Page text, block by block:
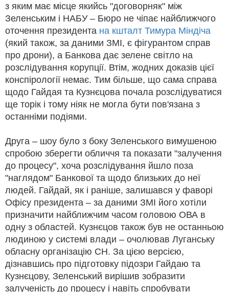
з яким має місце якийсь "договорняк" між
Зеленським і НАБУ – Бюро не чіпає найближчого
оточення президента на кшталт Тимура Міндіча
(який також, за даними ЗМІ, є фігурантом справ
про дрони), а Банкова дає зелене світло на
розслідування корупції. Втім, жодних доказів цієї
конспірології немає. Тим більше, що сама справа
щодо Гайдая та Кузнєцова почала розслідуватися
ще торік і тому ніяк не могла бути пов'язана з
останніми подіями.
Друга – шоу було з боку Зеленського вимушеною
спробою зберегти обличчя та показати "залучення
до процесу", хоча розслідування йшло поза
"наглядом" Банкової та щодо близьких до неї
людей. Гайдай, як і раніше, залишався у фаворі
Офісу президента – за даними ЗМІ його хотіли
призначити найближчим часом головою ОВА в
одну з областей. Кузнєцов також був не останньою
людиною у системі влади – очолював Луганську
обласну організацію СН. За цією версією,
дізнавшись про підготовку підозри Гайдаю та
Кузнєцову, Зеленський вирішив зобразити
залученість до процесу і навіть спробувати